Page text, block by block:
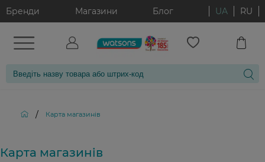
Бренди Магазини Блог UA RU
/ Карта магазинiв
Карта магазинiв